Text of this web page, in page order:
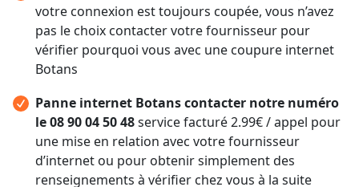
votre connexion est toujours coupée, vous n’avez
pas le choix contacter votre fournisseur pour
vérifier pourquoi vous avec une coupure internet
Botans
Panne internet Botans contacter notre numéro
le 08 90 04 50 48service facturé 2.99€ / appel pour
une mise en relation avec votre fournisseur
d’internet ou pour obtenir simplement des
renseignements à vérifier chez vous à la suite